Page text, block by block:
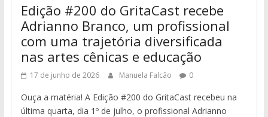
Edição #200 do GritaCast recebe
Adrianno Branco, um profissional
com uma trajetória diversificada
nas artes cênicas e educação
17 de junho de 2026 Manuela Falcão 0
Ouça a matéria! A Edição #200 do GritaCast recebeu na
última quarta, dia 1º de julho, o profissional Adrianno